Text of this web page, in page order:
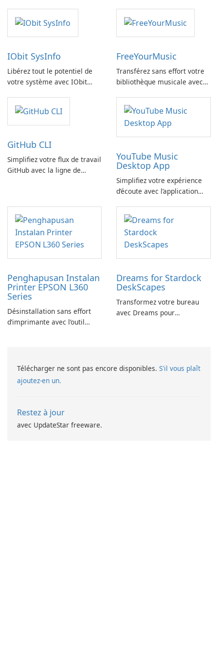
IObit SysInfo
Libérez tout le potentiel de
votre système avec IObit
FreeYourMusic
Transférez sans effort votre
bibliothèque musicale avec
GitHub CLI
Simplifiez votre flux de travail
GitHub avec la ligne de
YouTube Music
Desktop App
Simplifiez votre expérience
d’écoute avec l’application
Penghapusan Instalan
Printer EPSON L360
Series
Désinstallation sans effort
d’imprimante avec l’outil
Dreams for Stardock
DeskScapes
Transformez votre bureau
avec Dreams pour
Télécharger ne sont pas encore disponibles. S'il vous plaît
ajoutez-en un.
Restez à jour
avec UpdateStar freeware.